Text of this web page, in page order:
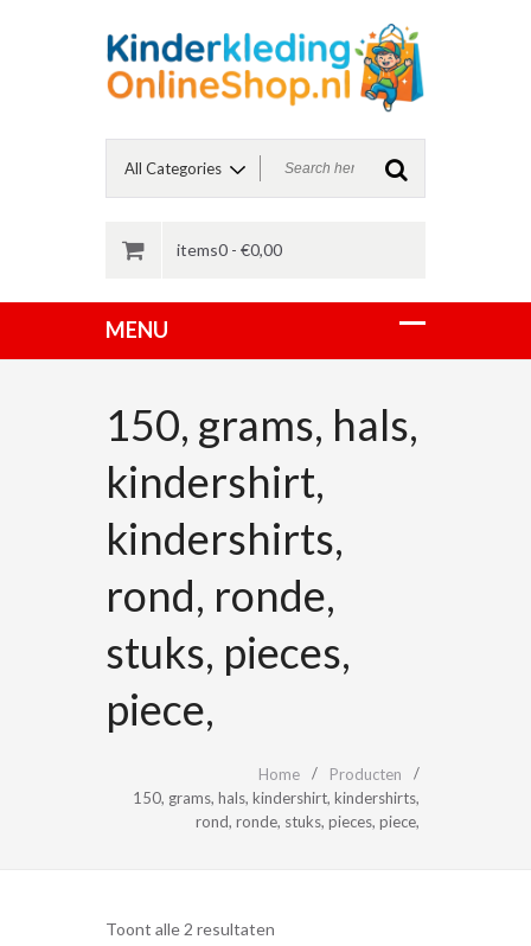
items0 - €0,00
150, grams, hals,
kindershirt,
kindershirts,
rond, ronde,
stuks, pieces,
piece,
Home
Producten
150, grams, hals, kindershirt, kindershirts,
rond, ronde, stuks, pieces, piece,
Toont alle 2 resultaten